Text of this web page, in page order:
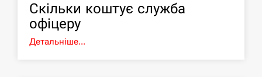
Скільки коштує служба
офіцеру
Детальніше...